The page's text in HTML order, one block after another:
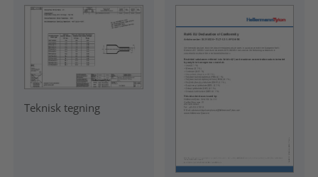
Teknisk tegning